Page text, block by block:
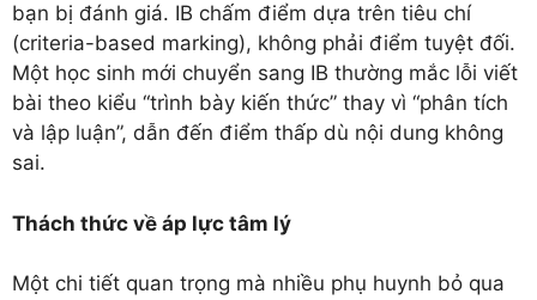
bạn bị đánh giá. IB chấm điểm dựa trên tiêu chí
(criteria-based marking), không phải điểm tuyệt đối.
Một học sinh mới chuyển sang IB thường mắc lỗi viết
bài theo kiểu “trình bày kiến thức” thay vì “phân tích
và lập luận”, dẫn đến điểm thấp dù nội dung không
sai.
Thách thức về áp lực tâm lý
Một chi tiết quan trọng mà nhiều phụ huynh bỏ qua